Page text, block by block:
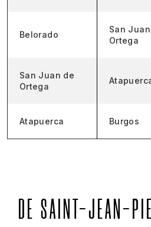
Belorado
San
Ortega
San Juan de
Ortega
Atapuerca Burgos
DE SAINT-JEAN-